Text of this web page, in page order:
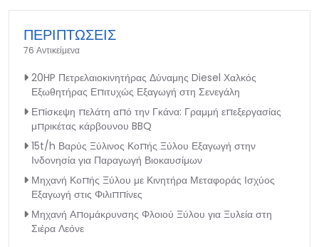
ΠΕΡΙΠΤΩΣΕΙΣ
76 Αντικείμενα
20HP Πετρελαιοκινητήρας Δύναμης Diesel Χαλκός
Εξωθητήρας Επιτυχώς Εξαγωγή στη Σενεγάλη
Επίσκεψη πελάτη από την Γκάνα: Γραμμή επεξεργασίας
μπρικέτας κάρβουνου BBQ
15t/h Βαρύς Ξύλινος Κοπής Ξύλου Εξαγωγή στην
Ινδονησία για Παραγωγή Βιοκαυσίμων
Μηχανή Κοπής Ξύλου με Κινητήρα Μεταφοράς Ισχύος
Εξαγωγή στις Φιλιππίνες
Μηχανή Απομάκρυνσης Φλοιού Ξύλου για Ξυλεία στη
Σιέρα Λεόνε